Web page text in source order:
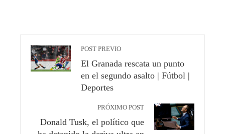
POST PREVIO
El Granada rescata un punto
en el segundo asalto | Fútbol |
Deportes
PRÓXIMO POST
Donald Tusk, el político que